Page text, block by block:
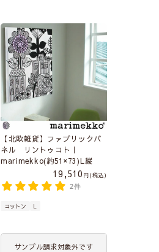
【北欧雑貨】ファブリックパ
ネル リントゥコト｜
marimekko(約51×73)L縦
19,510
税込
2件
コットン L
サンプル請求対象外です